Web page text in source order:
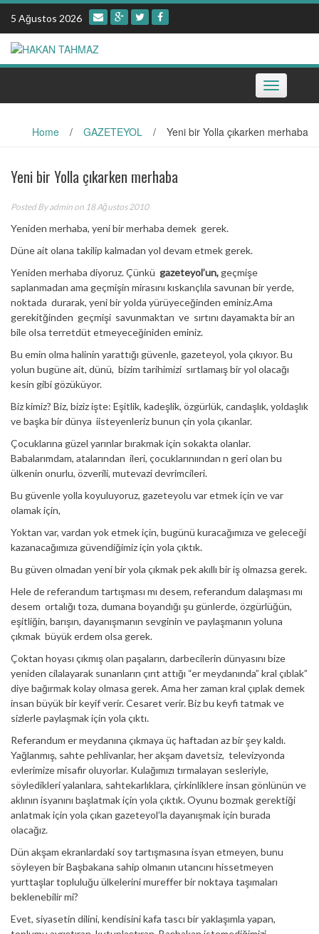
Skip
content
5 Ağustos 2026
Toggle
navigation
Home / GAZETEYOL / Yeni bir Yolla çıkarken merhaba
Yeni bir Yolla çıkarken merhaba
Posted Byadmin on 18 Ağustos 2010
Yeniden merhaba, yeni bir merhaba demek gerek.
Düne ait olana takilip kalmadan yol devam etmek gerek.
Yeniden merhaba diyoruz. Çünkü gazeteyol’un, geçmişe
saplanmadan ama geçmişin mirasını kıskançlıla savunan bir yerde,
noktada durarak, yeni bir yolda yürüyeceğinden eminiz.Ama
gerekitğinden geçmişi savunmaktan ve sırtını dayamakta bir an
bile olsa terretdüt etmeyeceğiniden eminiz.
Bu emin olma halinin yarattığı güvenle, gazeteyol, yola çıkıyor. Bu
yolun bugüne ait, dünü, bizim tarihimizi sırtlamaış bir yol olacağı
kesin gibi gözüküyor.
Biz kimiz? Biz, biziz işte: Eşitlik, kadeşlik, özgürlük, candaşlık, yoldaşlık
ve başka bir dünya iisteyenleriz bunun çin yola çıkanlar.
Çocuklarına güzel yarınlar bırakmak için sokakta olanlar.
Babalarımdam, atalarından ileri, çocuklarınıından n geri olan bu
ülkenin onurlu, özverili, mutevazi devrimcileri.
Bu güvenle yolla koyuluyoruz, gazeteyolu var etmek için ve var
olamak için,
Yoktan var, vardan yok etmek için, bugünü kuracağımıza ve geleceği
kazanacağımıza güvendiğimiz için yola çıktık.
Bu güven olmadan yeni bir yola çıkmak pek akıllı bir iş olmazsa gerek.
Hele de referandum tartışması mı desem, referandum dalaşması mı
desem ortalığı toza, dumana boyandığı şu günlerde, özgürlüğün,
eşitliğin, barışın, dayanışmanın sevginin ve paylaşmanın yoluna
çıkmak büyük erdem olsa gerek.
Çoktan hoyası çıkmış olan paşaların, darbecilerin dünyasını bize
yeniden cilalayarak sunanların çırıt attığı “er meydanında” kral çıblak”
diye bağırmak kolay olmasa gerek. Ama her zaman kral çıplak demek
insan büyük bir keyif verir. Cesaret verir. Biz bu keyfi tatmak ve
sizlerle paylaşmak için yola çıktı.
Referandum er meydanına çıkmaya üç haftadan az bir şey kaldı.
Yağlanmış, sahte pehlivanlar, her akşam davetsiz, televizyonda
evlerimize misafir oluyorlar. Kulağımızı tırmalayan sesleriyle,
söyledikleri yalanlara, sahtekarlıklara, çirkinliklere insan gönlünün ve
aklının isyanını başlatmak için yola çıktık. Oyunu bozmak gerektiği
anlatmak için yola çıkan gazeteyol’la dayanışmak için burada
olacağız.
Dün akşam ekranlardaki soy tartışmasına isyan etmeyen, bunu
söyleyen bir Başbakana sahip olmanın utancını hissetmeyen
yurttaşlar topluluğu ülkelerini mureffer bir noktaya taşımaları
beklenebilir mi?
Evet, siyasetin dilini, kendisini kafa tascı bir yaklaşımla yapan,